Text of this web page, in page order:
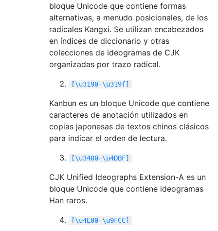
bloque Unicode que contiene formas
alternativas, a menudo posicionales, de los
radicales Kangxi. Se utilizan encabezados
en índices de diccionario y otras
colecciones de ideogramas de CJK
organizadas por trazo radical.
[\u3190-\u319f]
Kanbun es un bloque Unicode que contiene
caracteres de anotación utilizados en
copias japonesas de textos chinos clásicos
para indicar el orden de lectura.
[\u3400-\u4DBF]
CJK Unified Ideographs Extension-A es un
bloque Unicode que contiene ideogramas
Han raros.
[\u4E00-\u9FCC]